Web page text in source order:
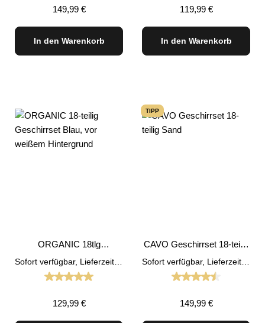
Regulärer Preis:
149,99 €
In den Warenkorb
Regulärer Preis:
119,99 €
In den Warenkorb
ORGANIC 18tlg
Sofort verfügbar, Lieferzeit: 1-3 Tage
Durchschnittliche Bewertung von 5 von 5 Sternen
Regulärer Preis:
129,99 €
TIPP
CAVO Geschirrset 18-teilig
Sofort verfügbar, Lieferzeit: 1-3 Tage
Durchschnittliche
Regulärer Preis:
149,99 €